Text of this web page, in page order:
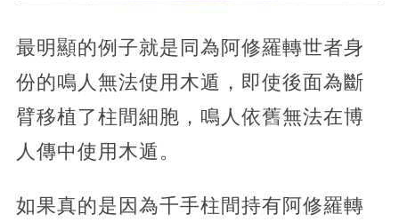
最明顯的例子就是同為阿修羅轉世者身
份的鳴人無法使用木遁，即使後面為斷
臂移植了柱間細胞，鳴人依舊無法在博
人傳中使用木遁。
如果真的是因為千手柱間持有阿修羅轉